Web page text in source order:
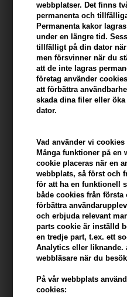
webbplatser. Det finns
permanenta och
Permanenta kakor
under en längre tid.
tillfälligt på din dator
men försvinner när du
att de inte lagras
företag använder
att förbättra
skada dina filer eller
dator.
Vad använder vi cookies
Många funktioner på en
cookie placeras när en
webbplats, så först och
för att ha en funktionell
både cookies från
förbättra
och erbjuda relevant
parts cookie är inställd
en tredje part, t.ex. ett
Analytics eller liknande.
webbläsare när du
På vår webbplats
cookies:
Beard Monkey Day
Varumärken»Beard Monkey
185,00SEK
Enhetspris ved 2 171,00 SEK
I lager- Leveranstid: 2-3
Du tjänar 9 Bonuskronor på
konto
KÖP FÖR YTTERLIGARE 499,00
Beskrivning
Beard Monkey Day Cream är